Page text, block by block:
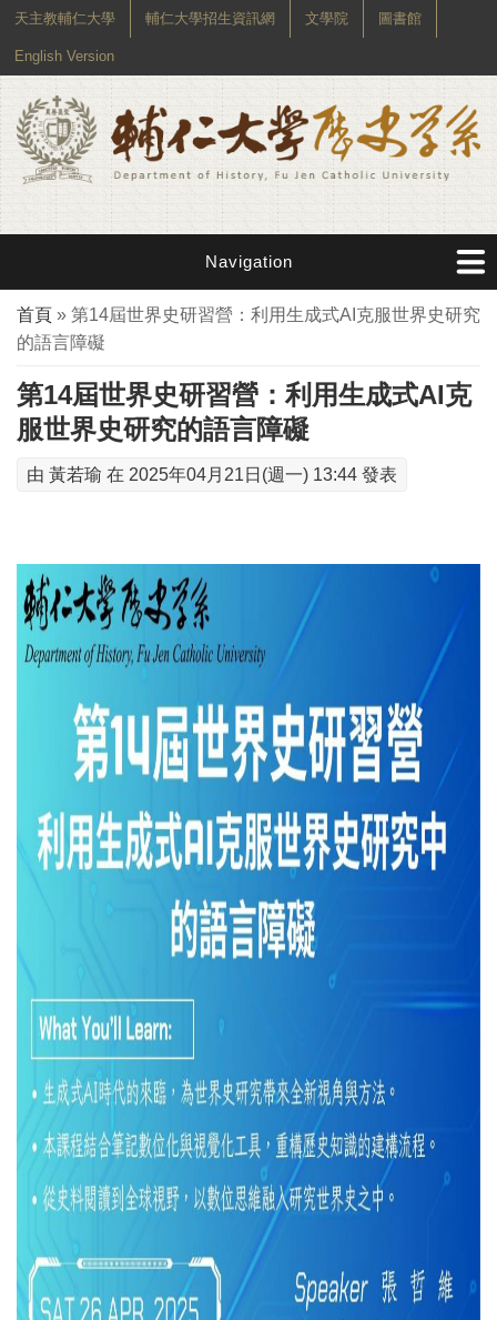
天主教輔仁大學 輔仁大學招生資訊網 文學院 圖書館
English Version
Navigation
您在這裡
首頁 » 第14屆世界史研習營：利用生成式AI克服世界史研究
的語言障礙
第14屆世界史研習營：利用生成式AI克
服世界史研究的語言障礙
由 黃若瑜 在 2025年04月21日(週一) 13:44 發表